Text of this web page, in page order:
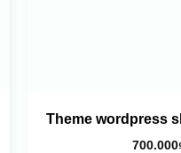
Theme wordpress
700.000